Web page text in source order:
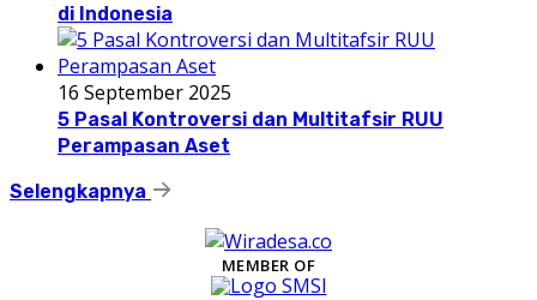
di Indonesia
16 September 2025
5 Pasal Kontroversi dan Multitafsir RUU
Perampasan Aset
Selengkapnya
MEMBER OF